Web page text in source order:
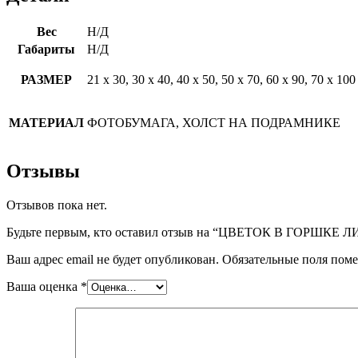
Вес
Н/Д
Габариты
Н/Д
РАЗМЕР 21 х 30, 30 х 40, 40 х 50, 50 х 70, 60 х 90, 70 х 100
МАТЕРИАЛ ФОТОБУМАГА, ХОЛСТ НА ПОДРАМНИКЕ
Отзывы
Отзывов пока нет.
Будьте первым, кто оставил отзыв на “ЦВЕТОК В ГОРШКЕ
Ваш адрес email не будет опубликован. Обязательные поля
Ваша оценка *